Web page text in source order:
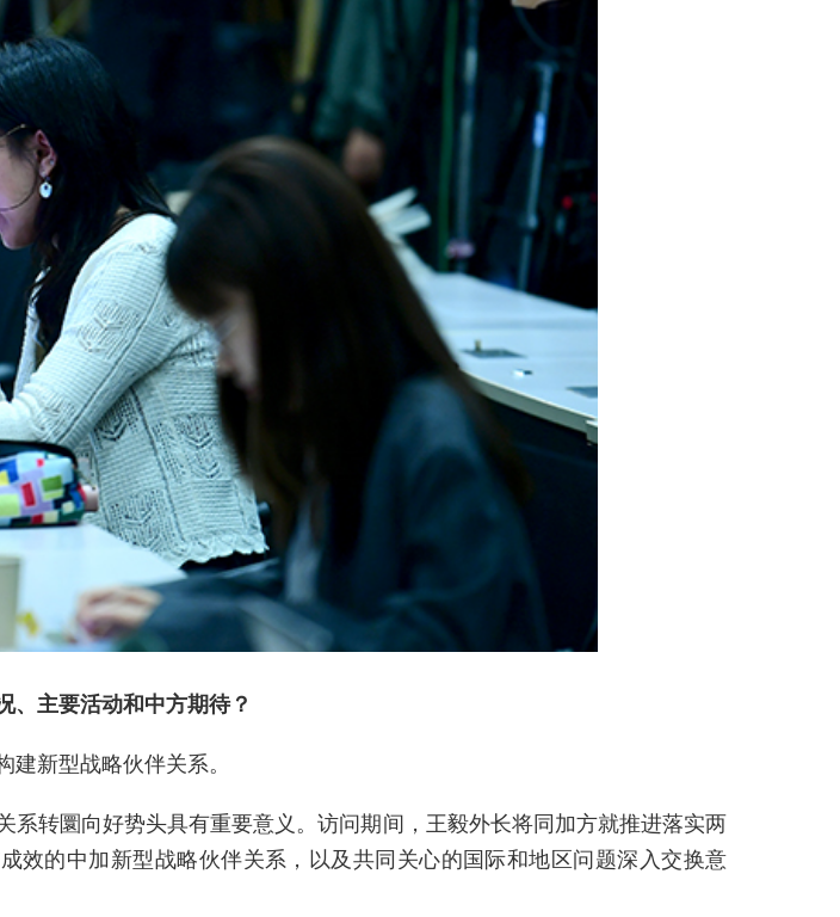
、主要活动和中方期待？
新型战略伙伴关系。
转圜向好势头具有重要意义。访问期间，王毅外长将同加方就推进落实两
效的中加新型战略伙伴关系，以及共同关心的国际和地区问题深入交换意